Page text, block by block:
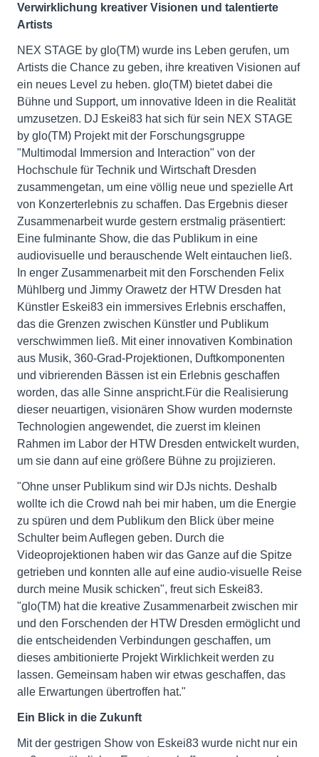
Verwirklichung kreativer Visionen und talentierte
Artists
NEX STAGE by glo(TM) wurde ins Leben gerufen, um
Artists die Chance zu geben, ihre kreativen Visionen auf
ein neues Level zu heben. glo(TM) bietet dabei die
Bühne und Support, um innovative Ideen in die Realität
umzusetzen. DJ Eskei83 hat sich für sein NEX STAGE
by glo(TM) Projekt mit der Forschungsgruppe
"Multimodal Immersion and Interaction" von der
Hochschule für Technik und Wirtschaft Dresden
zusammengetan, um eine völlig neue und spezielle Art
von Konzerterlebnis zu schaffen. Das Ergebnis dieser
Zusammenarbeit wurde gestern erstmalig präsentiert:
Eine fulminante Show, die das Publikum in eine
audiovisuelle und berauschende Welt eintauchen ließ.
In enger Zusammenarbeit mit den Forschenden Felix
Mühlberg und Jimmy Orawetz der HTW Dresden hat
Künstler Eskei83 ein immersives Erlebnis erschaffen,
das die Grenzen zwischen Künstler und Publikum
verschwimmen ließ. Mit einer innovativen Kombination
aus Musik, 360-Grad-Projektionen, Duftkomponenten
und vibrierenden Bässen ist ein Erlebnis geschaffen
worden, das alle Sinne anspricht.Für die Realisierung
dieser neuartigen, visionären Show wurden modernste
Technologien angewendet, die zuerst im kleinen
Rahmen im Labor der HTW Dresden entwickelt wurden,
um sie dann auf eine größere Bühne zu projizieren.
"Ohne unser Publikum sind wir DJs nichts. Deshalb
wollte ich die Crowd nah bei mir haben, um die Energie
zu spüren und dem Publikum den Blick über meine
Schulter beim Auflegen geben. Durch die
Videoprojektionen haben wir das Ganze auf die Spitze
getrieben und konnten alle auf eine audio-visuelle Reise
durch meine Musik schicken", freut sich Eskei83.
"glo(TM) hat die kreative Zusammenarbeit zwischen mir
und den Forschenden der HTW Dresden ermöglicht und
die entscheidenden Verbindungen geschaffen, um
dieses ambitionierte Projekt Wirklichkeit werden zu
lassen. Gemeinsam haben wir etwas geschaffen, das
alle Erwartungen übertroffen hat."
Ein Blick in die Zukunft
Mit der gestrigen Show von Eskei83 wurde nicht nur ein